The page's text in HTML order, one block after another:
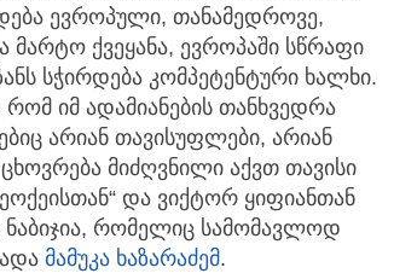
ევროპული, თანამედროვე,
ქვეყანა, ევროპაში სწრაფი
სჭირდება კომპეტენტური ხალხი.
იმ ადამიანების თანხვედრა
არიან თავისუფლები, არიან
მიძღვნილი აქვთ თავისი
და ვიქტორ ყიფიანთან
რომელიც სამომავლოდ
მამუკა ხაზარაძემ.